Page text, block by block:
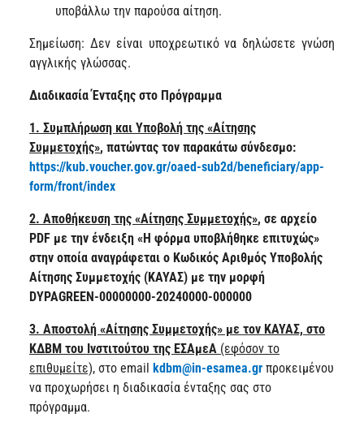
υποβάλλω την παρούσα αίτηση.
Σημείωση: Δεν είναι υποχρεωτικό να δηλώσετε γνώση
αγγλικής γλώσσας.
Διαδικασία Ένταξης στο Πρόγραμμα
1. Συμπλήρωση και Υποβολή της «Αίτησης
Συμμετοχής», πατώντας τον παρακάτω σύνδεσμο:
https://kub.voucher.gov.gr/oaed-sub2d/beneficiary/app-
form/front/index
2. Αποθήκευση της «Αίτησης Συμμετοχής», σε αρχείο
PDF με την ένδειξη «Η φόρμα υποβλήθηκε επιτυχώς»
στην οποία αναγράφεται ο Κωδικός Αριθμός Υποβολής
Αίτησης Συμμετοχής (ΚΑΥΑΣ) με την μορφή
DYPAGREEN-00000000-20240000-000000
3. Αποστολή «Αίτησης Συμμετοχής» με τον ΚΑΥΑΣ, στο
ΚΔΒΜ του Ινστιτούτου της ΕΣΑμεΑ (εφόσον το
επιθυμείτε), στο email kdbm@in-esamea.gr προκειμένου
να προχωρήσει η διαδικασία ένταξης σας στο
πρόγραμμα.